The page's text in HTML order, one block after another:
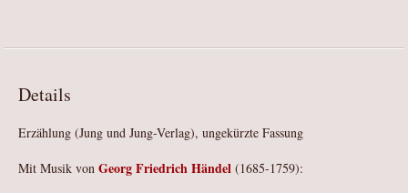
Details
Erzählung (Jung und Jung-Verlag), ungekürzte Fassung
Mit Musik von Georg Friedrich Händel (1685-1759):